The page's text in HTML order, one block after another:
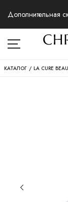
Дополнительная
КАТАЛОГ / LA CURE